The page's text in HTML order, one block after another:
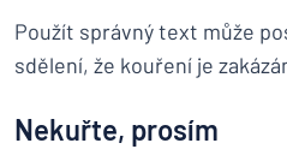
Použít správný text může
sdělení, že kouření je
Nekuřte, prosím